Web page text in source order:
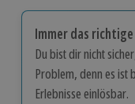
Immer das richtige
Du bist dir nicht
Problem, denn es ist
Erlebnisse einlösbar.